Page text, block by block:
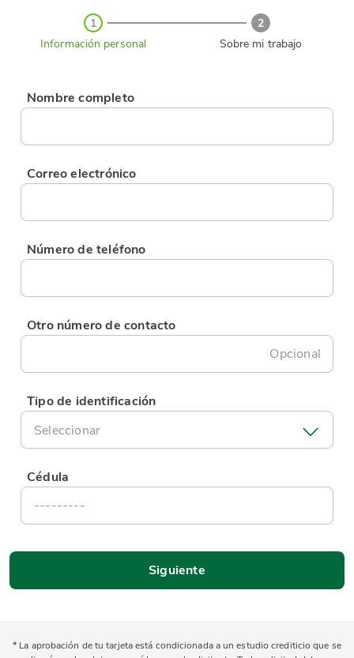
1
Información personal
2
Sobre mi trabajo
Nombre completo
Correo electrónico
Número de teléfono
Otro número de contacto
Opcional
Tipo de identificación
Seleccionar
Cédula
* La aprobación de tu tarjeta está condicionada a un estudio crediticio que se